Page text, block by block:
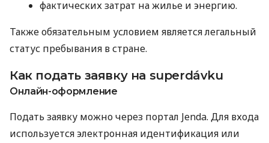
фактических затрат на жилье и энергию.
Также обязательным условием является легальный
статус пребывания в стране.
Как подать заявку на superdávku
Онлайн-оформление
Подать заявку можно через портал Jenda. Для входа
используется электронная идентификация или